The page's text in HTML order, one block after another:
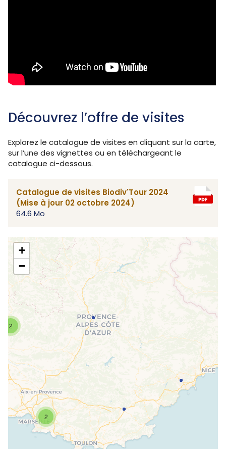
Découvrez l’offre de visites
Explorez le catalogue de visites en cliquant sur la carte,
sur l’une des vignettes ou en téléchargeant le
catalogue ci-dessous.
Catalogue de visites Biodiv'Tour 2024
(Mise à jour 02 octobre 2024)
64.6 Mo
2
2
+
−